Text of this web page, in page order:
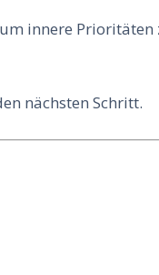
innere Prioritäten
nächsten Schritt.